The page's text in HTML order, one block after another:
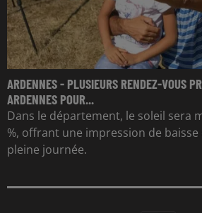
ARDENNES - PLUSIEURS RENDEZ-VOUS
ARDENNES POUR...
Dans le département, le soleil sera
%, offrant une impression de
pleine journée.